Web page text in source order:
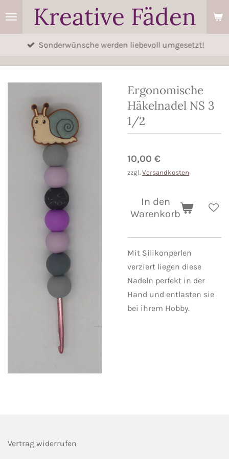
Zum
HauptinhaltKreative Fäden
Sonderwünsche werden liebevoll umgesetzt!
Ergonomische
Häkelnadel NS 3
1/2
10,00 €
zzgl. Versandkosten
In den
Warenkorb
Mit Silikonperlen
verziert liegen diese
Nadeln perfekt in der
Hand und entlasten sie
bei ihrem Hobby.
Vertrag widerrufen